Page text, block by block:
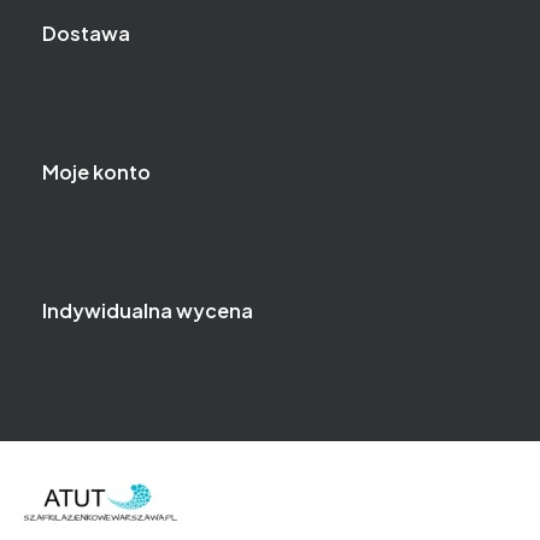
Dostawa
Moje konto
Indywidualna wycena